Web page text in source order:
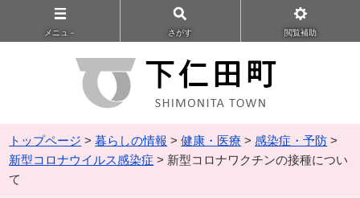
メニュ－ さがす 閲覧補助
トップページ >暮らしの情報 >健康・医療 >感染症・予防 >
新型コロナウイルス感染症 > 新型コロナワクチンの接種につい
て